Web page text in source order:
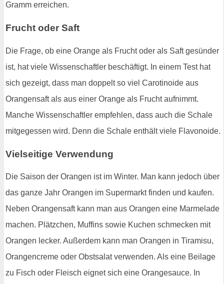
Gramm erreichen.
Frucht oder Saft
Die Frage, ob eine Orange als Frucht oder als Saft gesünder
ist, hat viele Wissenschaftler beschäftigt. In einem Test hat
sich gezeigt, dass man doppelt so viel Carotinoide aus
Orangensaft als aus einer Orange als Frucht aufnimmt.
Manche Wissenschaftler empfehlen, dass auch die Schale
mitgegessen wird. Denn die Schale enthält viele Flavonoide.
Vielseitige Verwendung
Die Saison der Orangen ist im Winter. Man kann jedoch über
das ganze Jahr Orangen im Supermarkt finden und kaufen.
Neben Orangensaft kann man aus Orangen eine Marmelade
machen. Plätzchen, Muffins sowie Kuchen schmecken mit
Orangen lecker. Außerdem kann man Orangen in Tiramisu,
Orangencreme oder Obstsalat verwenden. Als eine Beilage
zu Fisch oder Fleisch eignet sich eine Orangesauce. In